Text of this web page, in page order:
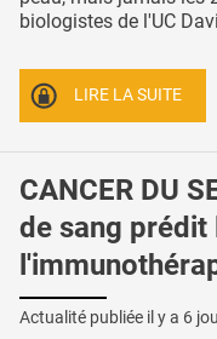
biologistes de l'UC
LIRE LA SUITE
CANCER DU
de sang prédit
Actualité publiée il y a 6